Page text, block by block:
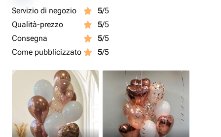
Servizio di negozio 5/5
Qualità-prezzo
5/5
Consegna
5/5
Come pubblicizzato
5/5